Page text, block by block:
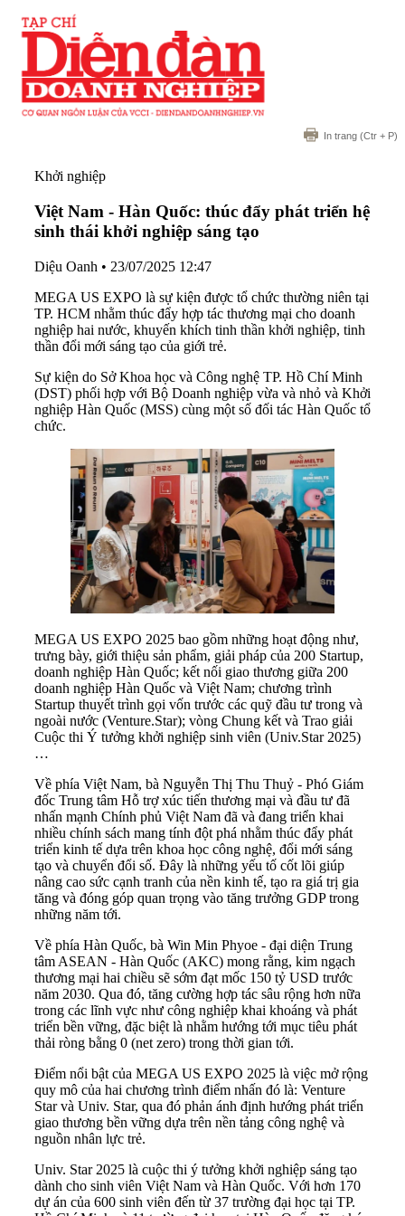
In trang (Ctr + P)
Khởi nghiệp
Việt Nam - Hàn Quốc: thúc đẩy phát triển hệ
sinh thái khởi nghiệp sáng tạo
Diệu Oanh • 23/07/2025 12:47
MEGA US EXPO là sự kiện được tổ chức thường niên tại
TP. HCM nhằm thúc đẩy hợp tác thương mại cho doanh
nghiệp hai nước, khuyến khích tinh thần khởi nghiệp, tinh
thần đổi mới sáng tạo của giới trẻ.
Sự kiện do Sở Khoa học và Công nghệ TP. Hồ Chí Minh
(DST) phối hợp với Bộ Doanh nghiệp vừa và nhỏ và Khởi
nghiệp Hàn Quốc (MSS) cùng một số đối tác Hàn Quốc tổ
chức.
MEGA US EXPO 2025 bao gồm những hoạt động như,
trưng bày, giới thiệu sản phẩm, giải pháp của 200 Startup,
doanh nghiệp Hàn Quốc; kết nối giao thương giữa 200
doanh nghiệp Hàn Quốc và Việt Nam; chương trình
Startup thuyết trình gọi vốn trước các quỹ đầu tư trong và
ngoài nước (Venture.Star); vòng Chung kết và Trao giải
Cuộc thi Ý tưởng khởi nghiệp sinh viên (Univ.Star 2025)
…
Về phía Việt Nam, bà Nguyễn Thị Thu Thuỷ - Phó Giám
đốc Trung tâm Hỗ trợ xúc tiến thương mại và đầu tư đã
nhấn mạnh Chính phủ Việt Nam đã và đang triển khai
nhiều chính sách mang tính đột phá nhằm thúc đẩy phát
triển kinh tế dựa trên khoa học công nghệ, đổi mới sáng
tạo và chuyển đổi số. Đây là những yếu tố cốt lõi giúp
nâng cao sức cạnh tranh của nền kinh tế, tạo ra giá trị gia
tăng và đóng góp quan trọng vào tăng trưởng GDP trong
những năm tới.
Về phía Hàn Quốc, bà Win Min Phyoe - đại diện Trung
tâm ASEAN - Hàn Quốc (AKC) mong rằng, kim ngạch
thương mại hai chiều sẽ sớm đạt mốc 150 tỷ USD trước
năm 2030. Qua đó, tăng cường hợp tác sâu rộng hơn nữa
trong các lĩnh vực như công nghiệp khai khoáng và phát
triển bền vững, đặc biệt là nhằm hướng tới mục tiêu phát
thải ròng bằng 0 (net zero) trong thời gian tới.
Điểm nổi bật của MEGA US EXPO 2025 là việc mở rộng
quy mô của hai chương trình điểm nhấn đó là: Venture
Star và Univ. Star, qua đó phản ánh định hướng phát triển
giao thương bền vững dựa trên nền tảng công nghệ và
nguồn nhân lực trẻ.
Univ. Star 2025 là cuộc thi ý tưởng khởi nghiệp sáng tạo
dành cho sinh viên Việt Nam và Hàn Quốc. Với hơn 170
dự án của 600 sinh viên đến từ 37 trường đại học tại TP.